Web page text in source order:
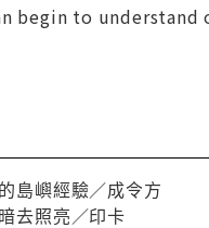
begin to
島嶼經驗／成令方
去照亮／印卡